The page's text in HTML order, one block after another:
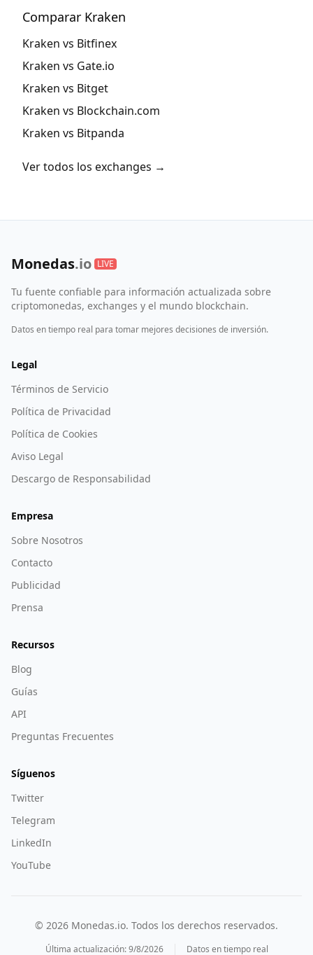
Comparar Kraken
Kraken vs Bitfinex
Kraken vs Gate.io
Kraken vs Bitget
Kraken vs Blockchain.com
Kraken vs Bitpanda
Ver todos los exchanges →
Monedas.io LIVE
Tu fuente confiable para información actualizada sobre
criptomonedas, exchanges y el mundo blockchain.
Datos en tiempo real para tomar mejores decisiones de inversión.
Legal
Términos de Servicio
Política de Privacidad
Política de Cookies
Aviso Legal
Descargo de Responsabilidad
Empresa
Sobre Nosotros
Contacto
Publicidad
Prensa
Recursos
Blog
Guías
API
Preguntas Frecuentes
Síguenos
Twitter
Telegram
LinkedIn
YouTube
© 2026 Monedas.io. Todos los derechos reservados.
Última actualización:9/8/2026 Datos en tiempo real